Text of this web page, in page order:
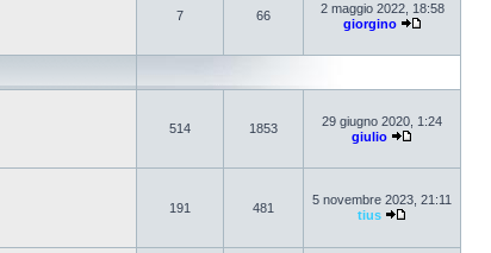
7 66
2 maggio 2022, 18:58
giorgino
514 1853
29 giugno 2020, 1:24
giulio
191 481
5 novembre 2023, 21:11
tius